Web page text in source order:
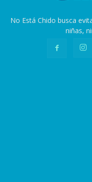
No Está Chido busca
niñas,